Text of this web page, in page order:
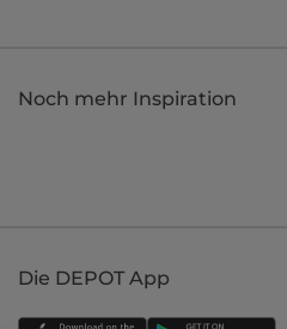
Noch mehr Inspiration
Die DEPOT App